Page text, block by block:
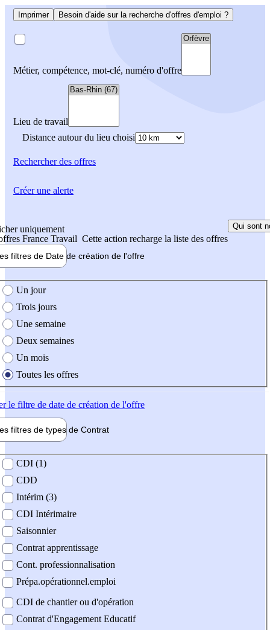
Imprimer Besoin d'aide sur la recherche d'offres d'emploi ?
Métier, compétence, mot-clé, numéro d'offre
Lieu de travail
Distance autour du lieu choisi
Rechercherdes offres
uniquement
France Travail Cette action recharge la liste des offres
Qui sont
filtres de Date de création de l'offre
création de l'offre
Un jour
Trois jours
Une semaine
Deux semaines
Un mois
Toutes les offres
le filtre de date de création de l'offre
filtres de types de Contrat
contrat
CDI (1)
CDD
Intérim (3)
CDI Intérimaire
Saisonnier
Contrat apprentissage
Cont. professionnalisation
Prépa.opérationnel.emploi
CDI de chantier ou d'opération
Contrat d'Engagement Educatif
Créer une alerte